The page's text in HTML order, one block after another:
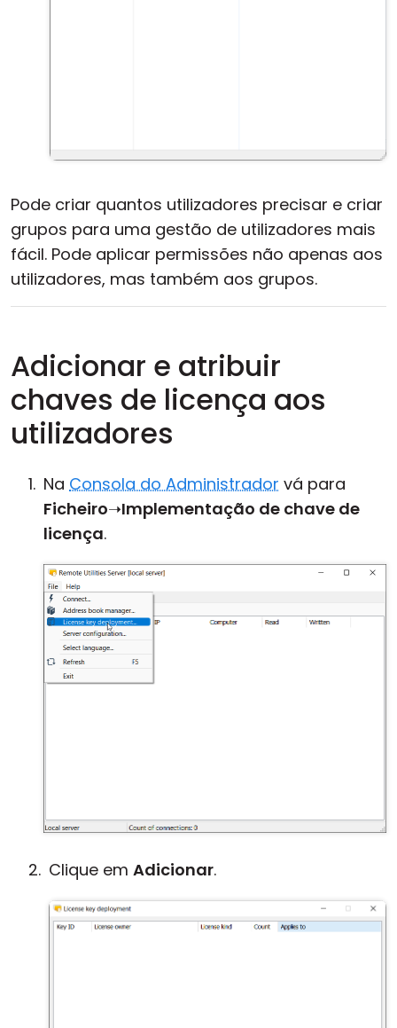
Pode criar quantos utilizadores precisar e criar
grupos para uma gestão de utilizadores mais
fácil. Pode aplicar permissões não apenas aos
utilizadores, mas também aos grupos.
Adicionar e atribuir
chaves de licença aos
utilizadores
Na Consola do Administrador vá para
Ficheiro➝Implementação de chave de
licença.
Clique em Adicionar.